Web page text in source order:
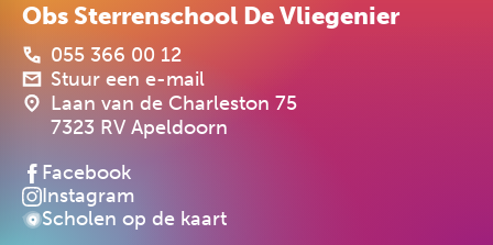
Obs Sterrenschool De Vliegenier
055 366 00 12
Stuur een e-mail
Laan van de Charleston 75
7323 RV Apeldoorn
Facebook
Instagram
Scholen op de kaart